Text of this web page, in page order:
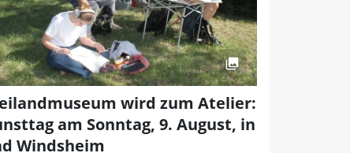
wird zum Atelier:
am Sonntag, 9. August, in
Windsheim